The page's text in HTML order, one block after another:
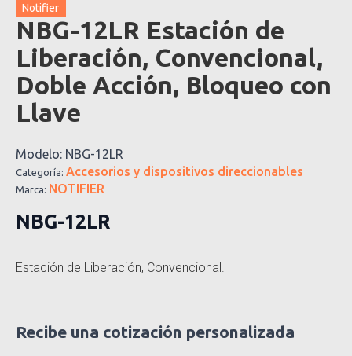
Notifier
NBG-12LR Estación de
Liberación, Convencional,
Doble Acción, Bloqueo con
Llave
Modelo: NBG-12LR
Categoría: Accesorios y dispositivos direccionables
Marca: NOTIFIER
NBG-12LR
Estación de Liberación, Convencional.
Recibe una cotización personalizada